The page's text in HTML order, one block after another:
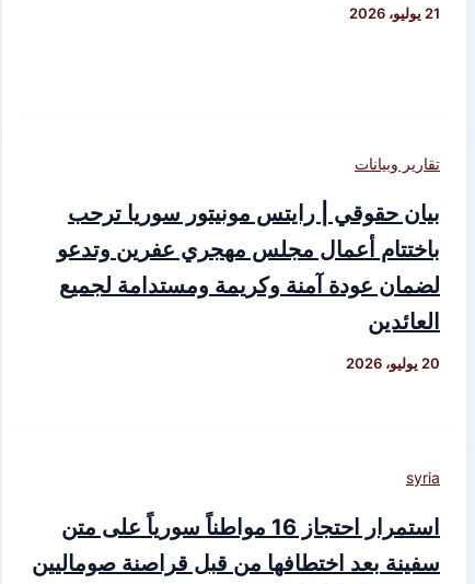
21 يوليو، 2026
تقارير وبيانات
بيان حقوقي | رايتس مونيتور سوريا ترحب
باختتام أعمال مجلس مهجري عفرين وتدعو
لضمان عودة آمنة وكريمة ومستدامة لجميع
العائدين
20 يوليو، 2026
syria
استمرار احتجاز 16 مواطناً سورياً على متن
سفينة بعد اختطافها من قبل قراصنة صوماليين